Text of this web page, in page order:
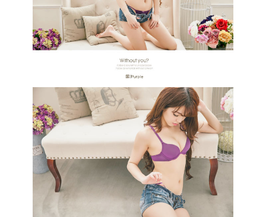
１．於結帳方式選擇「AFTEE先享後付」後，將跳轉至「AFTEE先享後付」
結帳頁面，進行簡訊認證並確認金額後，即可完成結帳。
２．訂單成立數日內，您將收到繳費通知簡訊。
３．收到繳費通知簡訊後14天內，點擊此簡訊中的連結，可透過四大超商／
ATM／網路銀行／等多元方式進行付款，方視為交易完成。
※ 請注意：結帳手續完成當下不需立刻繳費，但若您需要取消訂單，請聯絡
購買商品的店家。未經商家同意取消之訂單仍視為有效，需透過AFTEE先享
※ 交易是否成功請以「AFTEE先享後付 」之結帳頁面顯示為準，若有關於
是否繳費成功／繳費後需取消欲退款等相關疑問，請聯繫「AFTEE先享後付
客戶支援中心」https://netprotections.freshdesk.com/support/home
【注意事項】
１．透過由恩沛科技股份有限公司提供之「AFTEE先享後付」服務完成之交
易，需依本服務之必要範圍內提供個人資料，並將交易相關給付款項請求債
權轉讓予恩沛科技股份有限公司。
２．關於個人資料處理事宜，請瀏覽以下網址：
https://aftee.tw/terms/#terms3
３．未成年的使用者請事先徵得法定代理人或監護人之同意方可使用
「AFTEE先享後付」，若未經同意申辦者引起之損失，本公司不負相關責
每筆NT$70，滿NT$499(含以上)免運費
每筆NT$80，滿NT$899(含以上)免運費